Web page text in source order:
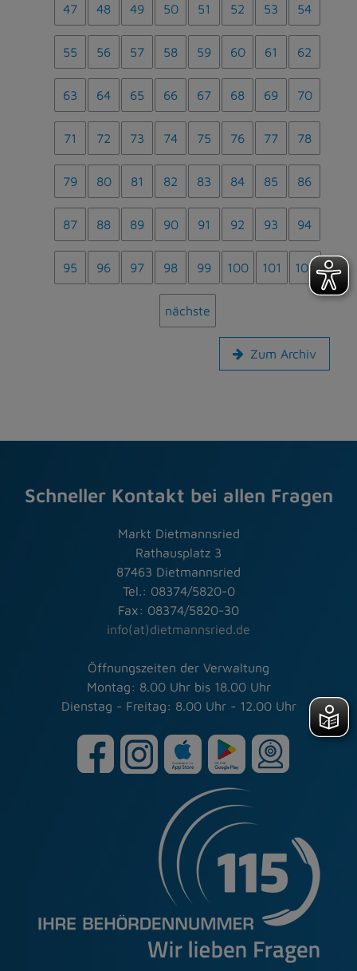
47 48 49 50 51 52 53 54
55 56 57 58 59 60 61 62
63 64 65 66 67 68 69 70
71 72 73 74 75 76 77 78
79 80 81 82 83 84 85 86
87 88 89 90 91 92 93 94
95 96 97 98 99 100 101 102
nächste
Zum Archiv
Schneller Kontakt bei allen Fragen
Markt Dietmannsried
Rathausplatz 3
87463 Dietmannsried
Tel.: 08374/5820-0
Fax: 08374/5820-30
info(at)dietmannsried.de
Öffnungszeiten der Verwaltung
Montag: 8.00 Uhr bis 18.00 Uhr
Dienstag - Freitag: 8.00 Uhr - 12.00 Uhr